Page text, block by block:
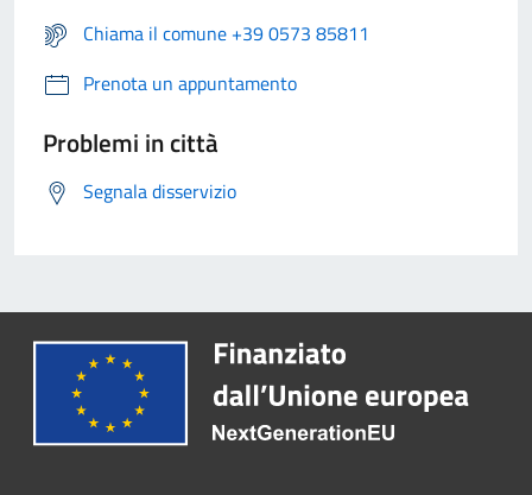
Chiama il comune +39 0573 85811
Prenota un appuntamento
Problemi in città
Segnala disservizio